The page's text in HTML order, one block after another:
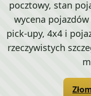
pocztowy, stan
wycena
pick-upy, 4x4 i
rzeczywistych